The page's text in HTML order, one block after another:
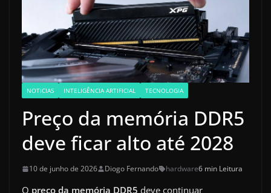
NOTICIAS INTELIGÊNCIA ARTIFICIAL TECNOLOGIA
Preço da memória DDR5
deve ficar alto até 2028
10 de junho de 2026 Diogo Fernando hardware6 min Leitura
O preço da memória DDR5 deve continuar